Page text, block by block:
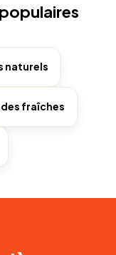
naturels
fraîches